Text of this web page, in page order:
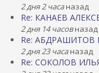
2 дня 2 часаназад
Re: КАНАЕВ
2 дня 14 часовназад
Re:
2 дня 23 часаназад
Re: СОКОЛОВ